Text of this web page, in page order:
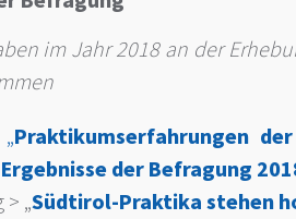
im Jahr 2018 an der
„Praktikumserfahrungen der
Ergebnisse der Befragung
„Südtirol-Praktika stehen